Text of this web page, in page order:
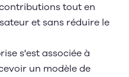
tout en
et sans réduire le
s'est associée à
un modèle de